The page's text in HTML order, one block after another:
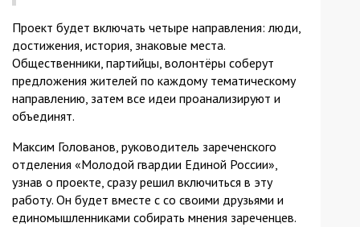
Проект будет включать четыре направления: люди,
достижения, история, знаковые места.
Общественники, партийцы, волонтёры соберут
предложения жителей по каждому тематическому
направлению, затем все идеи проанализируют и
объединят.
Максим Голованов, руководитель зареченского
отделения «Молодой гвардии Единой России»,
узнав о проекте, сразу решил включиться в эту
работу. Он будет вместе с со своими друзьями и
единомышленниками собирать мнения зареченцев.